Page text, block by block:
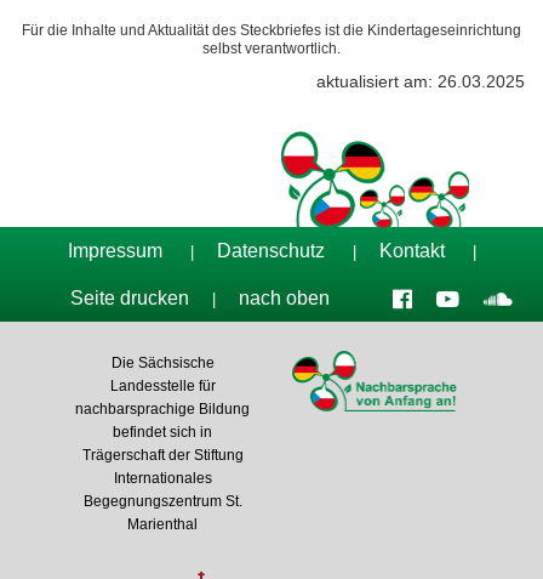
Für die Inhalte und Aktualität des Steckbriefes ist die Kindertageseinrichtung
selbst verantwortlich.
aktualisiert am: 26.03.2025
Impressum Datenschutz Kontakt
Seite drucken nach oben
Die Sächsische
Landesstelle für
nachbarsprachige Bildung
befindet sich in
Trägerschaft der Stiftung
Internationales
Begegnungszentrum St.
Marienthal